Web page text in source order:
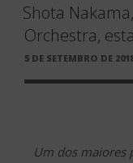
Shota
Orchestra,
PUBLICADO
5 DE SETEMBRO DE
Um dos maiores